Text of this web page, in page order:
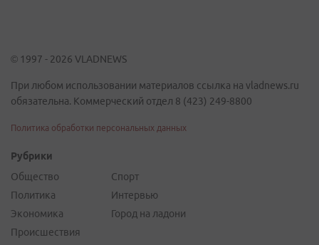
© 1997 - 2026 VLADNEWS
При любом использовании материалов ссылка на vladnews.ru
обязательна. Коммерческий отдел 8 (423) 249-8800
Политика обработки персональных данных
Рубрики
Общество
Политика
Экономика
Происшествия
Спорт
Интервью
Город на ладони